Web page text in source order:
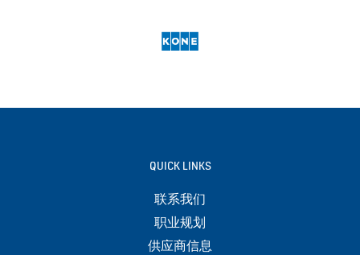
QUICK LINKS
联系我们
职业规划
供应商信息